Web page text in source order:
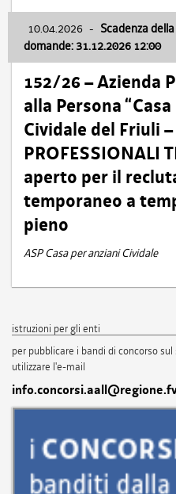
10.04.2026 - Scadenza
domande: 31.12.2026 12:00
152/26 – Azienda
alla Persona
Cividale del Friuli –
PROFESSIONALI
aperto per il
temporaneo a
pieno
ASP Casa per anziani Cividale
istruzioni per gli enti
per pubblicare i bandi di concorso
utilizzare l'e-mail